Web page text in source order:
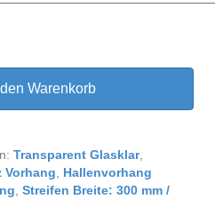
den Warenkorb
Transparent Glasklar,
Vorhang
Hallenvorhang
Streifen Breite: 300 mm /